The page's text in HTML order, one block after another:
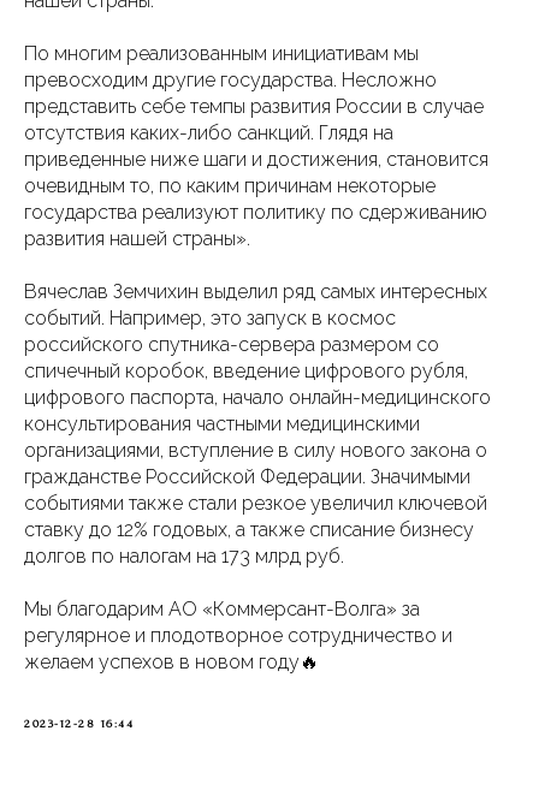
По многим реализованным инициативам мы
превосходим другие государства. Несложно
представить себе темпы развития России в случае
отсутствия каких-либо санкций. Глядя на
приведенные ниже шаги и достижения, становится
очевидным то, по каким причинам некоторые
государства реализуют политику по сдерживанию
развития нашей страны».
Вячеслав Земчихин выделил ряд самых интересных
событий. Например, это запуск в космос
российского спутника-сервера размером со
спичечный коробок, введение цифрового рубля,
цифрового паспорта, начало онлайн-медицинского
консультирования частными медицинскими
организациями, вступление в силу нового закона о
гражданстве Российской Федерации. Значимыми
событиями также стали резкое увеличил ключевой
ставку до 12% годовых, а также списание бизнесу
долгов по налогам на 173 млрд руб.
Мы благодарим АО «Коммерсант-Волга» за
регулярное и плодотворное сотрудничество и
желаем успехов в новом году🔥
2023-12-28 16:44